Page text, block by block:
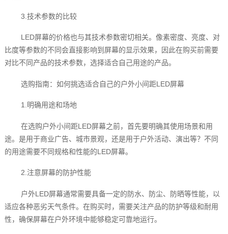
3.技术参数的比较
LED屏幕的价格也与其技术参数密切相关。像素密度、亮度、对
比度等参数的不同会直接影响到屏幕的显示效果，因此在购买前需要
对比不同产品的技术参数，选择适合自己用途的产品。
选购指南：如何挑选适合自己的户外小间距LED屏幕
1.明确用途和场地
在选购户外小间距LED屏幕之前，首先要明确其使用场景和用
途。是用于商业广告、城市景观，还是用于户外活动、演出等？不同
的用途需要不同规格和性能的LED屏幕。
2.注意屏幕的防护性能
户外LED屏幕通常需要具备一定的防水、防尘、防晒等性能，以
适应各种恶劣天气条件。在购买时，需要关注产品的防护等级和耐用
性，确保屏幕在户外环境中能够稳定可靠地运行。